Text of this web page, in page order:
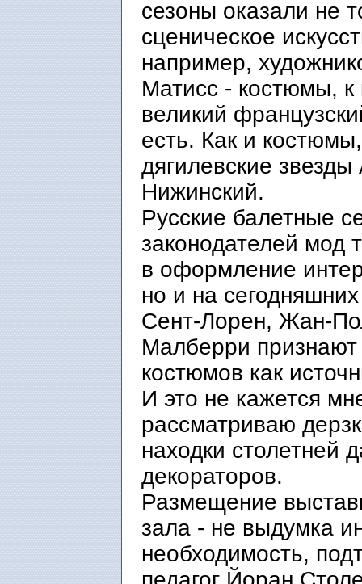
сезоны оказали не
сценическое
например,
Матисс - костюмы,
великий
есть. Как и
дягилевские
Нижинский.
Русские балетные
законодателей мод
в оформление
но и на
Сент-Лорен, Жан-
Малберри признают
костюмов как
И это не кажется
рассматриваю
находки столетней
декораторов.
Размещение
зала - не выдумка
необходимость,